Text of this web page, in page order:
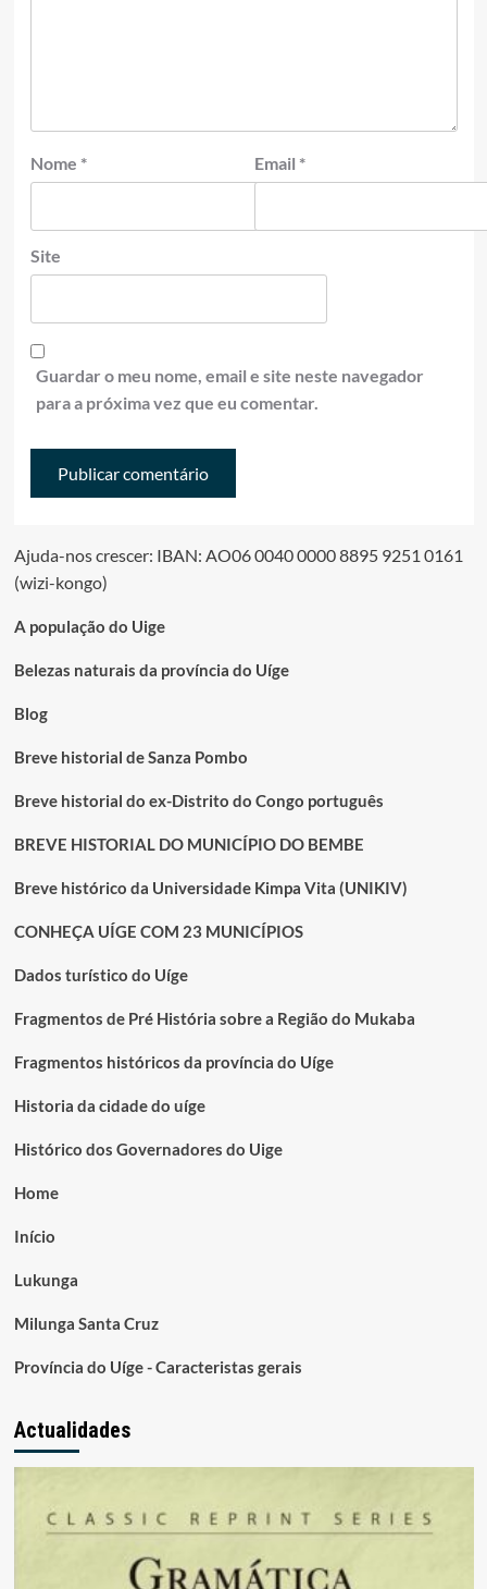
Nome * Email *
Site
Guardar o meu nome, email e site neste navegador
para a próxima vez que eu comentar.
Ajuda-nos crescer: IBAN: AO06 0040 0000 8895 9251 0161
(wizi-kongo)
A população do Uige
Belezas naturais da província do Uíge
Blog
Breve historial de Sanza Pombo
Breve historial do ex-Distrito do Congo português
BREVE HISTORIAL DO MUNICÍPIO DO BEMBE
Breve histórico da Universidade Kimpa Vita (UNIKIV)
CONHEÇA UÍGE COM 23 MUNICÍPIOS
Dados turístico do Uíge
Fragmentos de Pré História sobre a Região do Mukaba
Fragmentos históricos da província do Uíge
Historia da cidade do uíge
Histórico dos Governadores do Uige
Home
Início
Lukunga
Milunga Santa Cruz
Província do Uíge - Caracteristas gerais
Actualidades